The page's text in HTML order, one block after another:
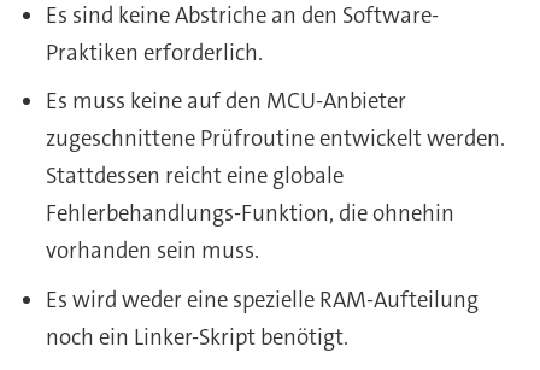
Es sind keine Abstriche an den Software-
Praktiken erforderlich.
Es muss keine auf den MCU-Anbieter
zugeschnittene Prüfroutine entwickelt werden.
Stattdessen reicht eine globale
Fehlerbehandlungs-Funktion, die ohnehin
vorhanden sein muss.
Es wird weder eine spezielle RAM-Aufteilung
noch ein Linker-Skript benötigt.